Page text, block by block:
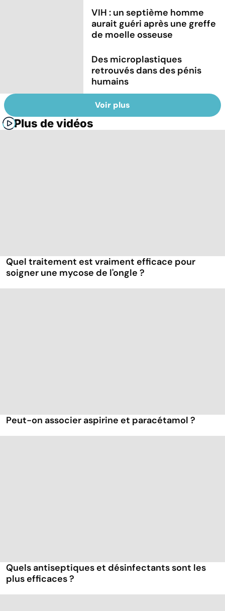
VIH : un septième homme
aurait guéri après une greffe
de moelle osseuse
Des microplastiques
retrouvés dans des pénis
humains
Voir plus
Plus de vidéos
Quel traitement est vraiment efficace pour
soigner une mycose de l'ongle ?
Peut-on associer aspirine et paracétamol ?
Quels antiseptiques et désinfectants sont les
plus efficaces ?